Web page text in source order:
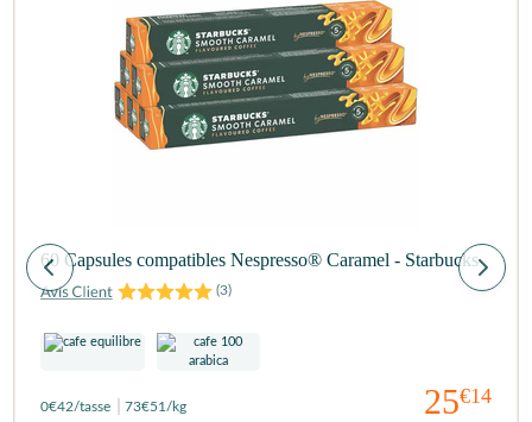
60 Capsules compatibles Nespresso® Caramel - Starbucks
(3)
25€14
0€42/tasse 73€51 /kg